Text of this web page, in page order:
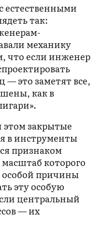
естественными
так:
механику
что если инженер
это заметят все,
как в
закрытые
в инструменты
признаком
которого
причины
эту особую
центральный
— их